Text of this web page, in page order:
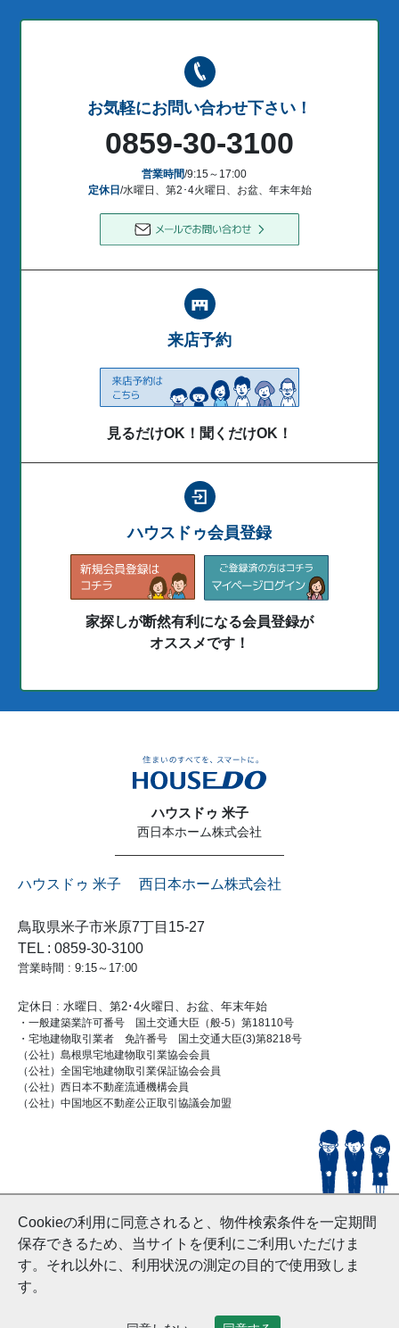
Cookieの利用に同意されると、物件検索条件を一定期間
保存できるため、当サイトを便利にご利用いただけま
す。それ以外に、利用状況の測定の目的で使用致しま
す。
お気軽にお問い合わせ下さい！
0859-30-3100
営業時間/9:15～17:00
定休日 /水曜日、第2･4火曜日、お盆、年末年始
来店予約
見るだけOK！聞くだけOK！
ハウスドゥ会員登録
家探しが断然有利になる会員登録が
オススメです！
ハウスドゥ 米子
西日本ホーム株式会社
ハウスドゥ 米子 西日本ホーム株式会社
鳥取県米子市米原7丁目15-27
TEL : 0859-30-3100
営業時間 : 9:15～17:00
定休日 : 水曜日、第2･4火曜日、お盆、年末年始
・一般建築業許可番号 国土交通大臣（般-5）第18110号
・宅地建物取引業者 免許番号 国土交通大臣(3)第8218号
（公社）島根県宅地建物取引業協会会員
（公社）全国宅地建物取引業保証協会会員
（公社）西日本不動産流通機構会員
（公社）中国地区不動産公正取引協議会加盟
© HouseDoYonago
and Nishinihon Home Co.ltd All Rights Reserved.